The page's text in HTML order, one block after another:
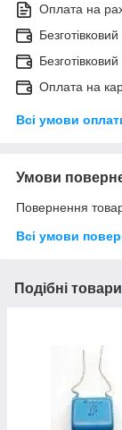
Оплата на
Оплата на
Всі умови
Умови
Повернення
Всі умови
Подібні